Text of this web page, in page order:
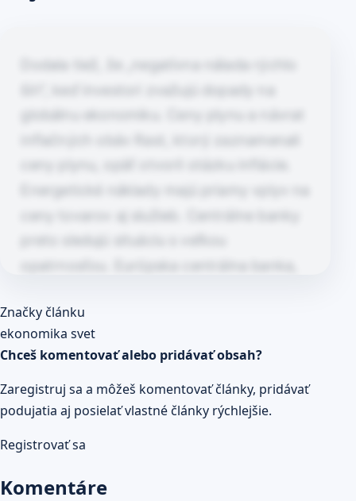
Energetické náklady majú priamy vplyv na
Článok pokračuje po kliknutí
Prečítaj celý článok
Značky článku
ekonomika svet
Chceš komentovať alebo pridávať obsah?
Zaregistruj sa a môžeš komentovať články, pridávať
podujatia aj posielať vlastné články rýchlejšie.
Registrovať sa
Komentáre